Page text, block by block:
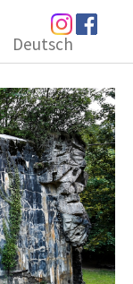
Deutsch